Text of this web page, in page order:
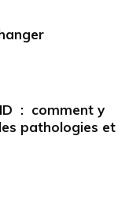
: comment y
pathologies et